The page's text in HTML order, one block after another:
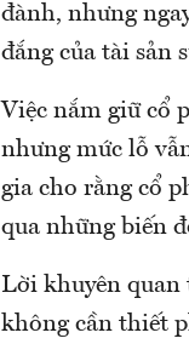
đành, nhưng
đắng của tài sản
Việc nắm giữ cổ
nhưng mức lỗ
gia cho rằng cổ
qua những biến
Lời khuyên quan
không cần thiết